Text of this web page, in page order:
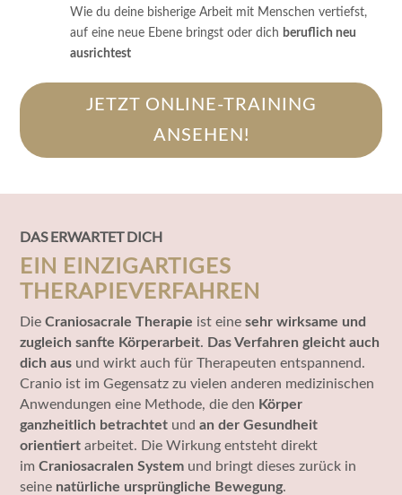
Wie du deine bisherige Arbeit mit Menschen vertiefst,
auf eine neue Ebene bringst oder dich beruflich neu
ausrichtest
JETZT ONLINE-TRAINING
ANSEHEN!
DAS ERWARTET DICH
EIN EINZIGARTIGES
THERAPIEVERFAHREN
DieCraniosacrale Therapie ist einesehr wirksame und
zugleich sanfte Körperarbeit. Das Verfahren gleicht auch
dich aus und wirkt auch für Therapeuten entspannend.
Cranio ist im Gegensatz zu vielen anderen medizinischen
Anwendungen eine Methode, die den Körper
ganzheitlich betrachtet undan der Gesundheit
orientiert arbeitet. Die Wirkung entsteht direkt
imCraniosacralen System und bringt dieses zurück in
seine natürliche ursprüngliche Bewegung.